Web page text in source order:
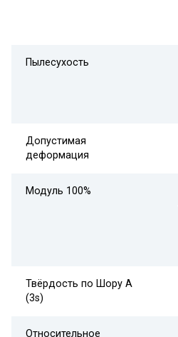
Пылесухость
Допустимая
деформация
Модуль 100%
Твёрдость по Шору A
(3s)
Относительное